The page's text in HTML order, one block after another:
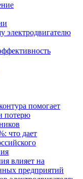
электродвигателю
помогает
потерю
что дает
влияет на
предприятий